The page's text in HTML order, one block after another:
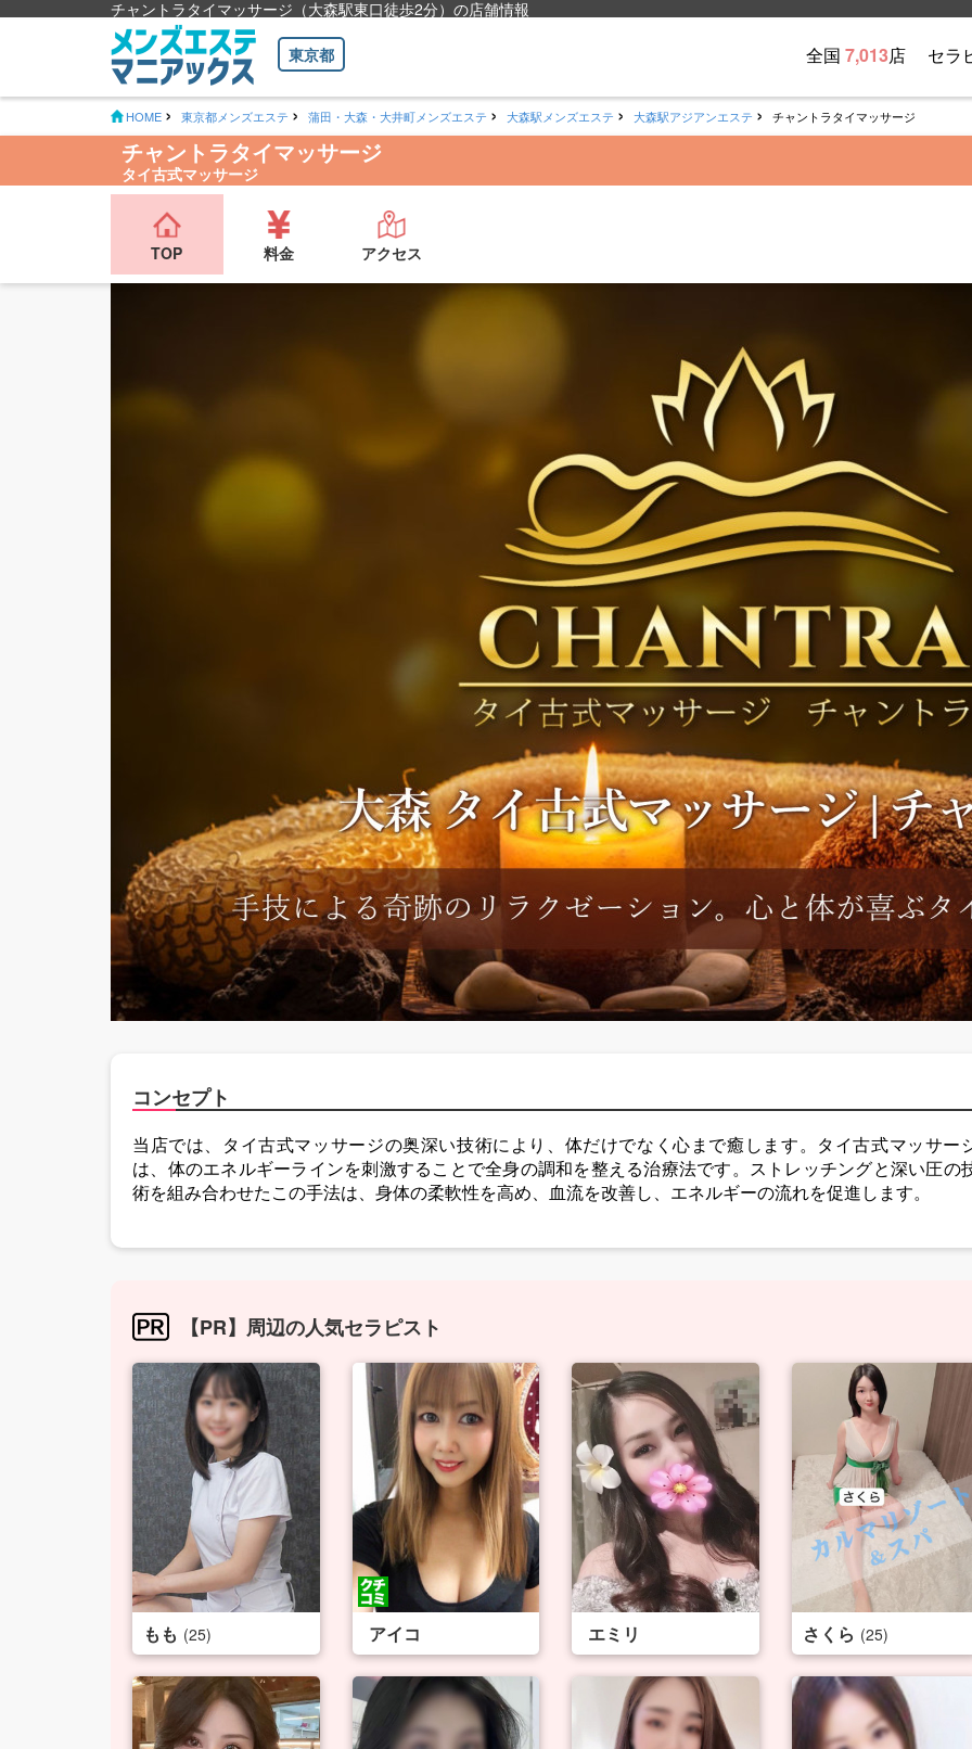
チャントラタイマッサージ（大森駅東口徒歩2分）の店舗情報
東京都 全国 7,013店 セラ
HOME 東京都メンズエステ 蒲田・大森・大井町メンズエステ 大森駅メンズエステ 大森駅アジアンエステ チャントラタイマッサージ
チャントラタイマッサージ
タイ古式マッサージ
TOP 料金 アクセス
コンセプト
当店では、タイ古式マッサージの奥深い技術により、体だけでなく心まで癒します。タイ古式マッサー
は、体のエネルギーラインを刺激することで全身の調和を整える治療法です。ストレッチングと深い圧の
術を組み合わせたこの手法は、身体の柔軟性を高め、血流を改善し、エネルギーの流れを促進します。
【PR】周辺の人気セラピスト
もも (25) アイコ エミリ さくら (25)